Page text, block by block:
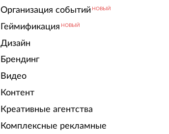
Организация событий НОВЫЙ
Геймификация НОВЫЙ
Дизайн
Брендинг
Видео
Контент
Креативные агентства
Комплексные рекламные